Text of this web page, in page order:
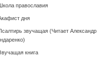
православия
дня
звучащая (Читает Александр
книга